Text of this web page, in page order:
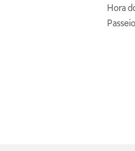
Hora
Passeio